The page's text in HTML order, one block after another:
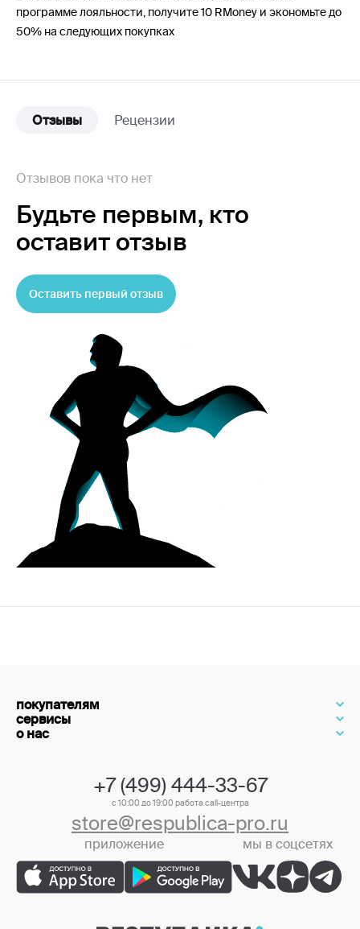
программе лояльности, получите 10 RMoney и экономьте до
50% на следующих покупках
Отзывы Рецензии
Отзывов пока что нет
Будьте первым, кто
оставит отзыв
Оставить первый отзыв
покупателям
сервисы
о нас
+7 (499) 444-33-67
с 10:00 до 19:00 работа call-центра
store@respublica-pro.ru
приложение мы в соцсетях